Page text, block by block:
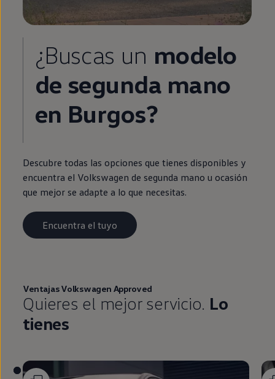
¿Buscas un modelo
de segunda mano
en Burgos?
Descubre todas las opciones que tienes disponibles y
encuentra el Volkswagen de segunda mano u ocasión
que mejor se adapte a lo que necesitas.
Encuentra el tuyo
Ventajas Volkswagen Approved
Quieres el mejor servicio. Lo
tienes